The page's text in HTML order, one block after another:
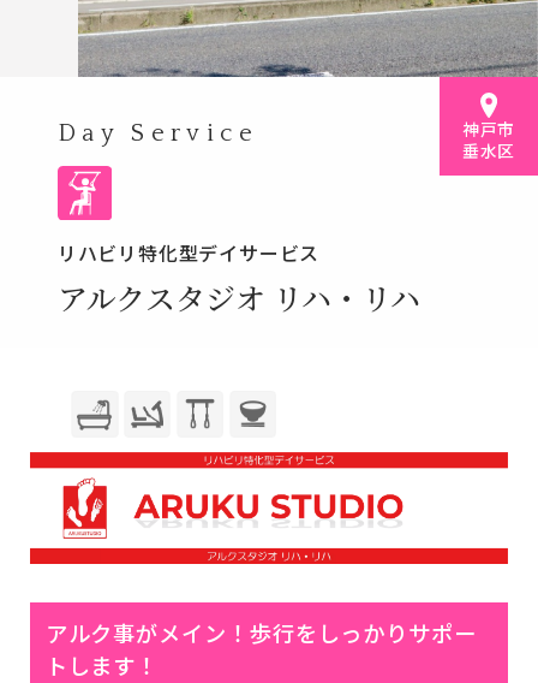
Day Service
リハビリ特化型デイサービス
アルクスタジオ リハ・リハ
神戸市
垂水区
アルク事がメイン！歩行をしっかりサポー
トします！